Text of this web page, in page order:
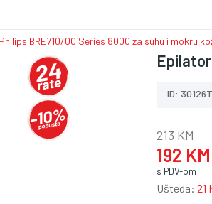
BRE710/00 Series 8000 za suhu i mokru
ID:
213 KM
192 KM
s PDV-om
Ušteda: 21